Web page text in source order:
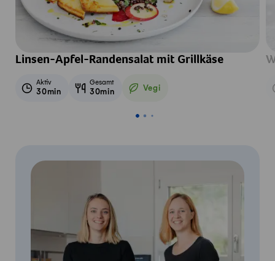
Linsen-Apfel-Randensalat mit Grillkäse
Aktiv
30min
Gesamt
30min Vegi
Vegetarisch